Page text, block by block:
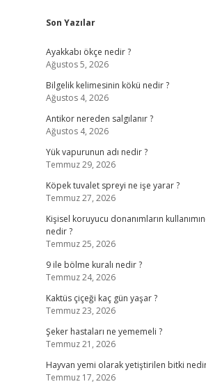
Sidebar
Son Yazılar
Ayakkabı ökçe nedir ?
Ağustos 5, 2026
Bilgelik kelimesinin kökü nedir ?
Ağustos 4, 2026
Antikor nereden salgılanır ?
Ağustos 4, 2026
Yük vapurunun adı nedir ?
Temmuz 29, 2026
Köpek tuvalet spreyi ne işe yarar ?
Temmuz 27, 2026
Kişisel koruyucu donanımların
nedir ?
Temmuz 25, 2026
9 ile bölme kuralı nedir ?
Temmuz 24, 2026
Kaktüs çiçeği kaç gün yaşar ?
Temmuz 23, 2026
Şeker hastaları ne yememeli ?
Temmuz 21, 2026
Hayvan yemi olarak yetiştirilen bitki
Temmuz 17, 2026